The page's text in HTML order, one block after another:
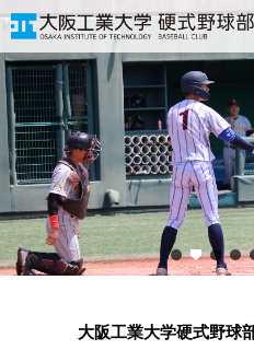
大阪工業大学硬式野球